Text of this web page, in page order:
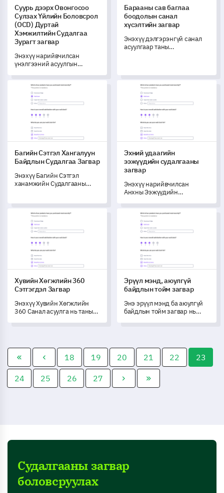
Суурь дээрх Овонгосоо
Сулзах Үйлийн Боловсрол
(OCD) Дуртай
Хэмжилтийн Судалгаа
Зурагт загвар
Энэхүү нарийвчилсан
үнэлгээний асуулгын
өвдөх өвчний (OCD) тухай
чухал ойлголтуудыг олж
авна уу.
Барааны сав баглаа
боодолын санал
хүсэлтийн загвар
Энэхүү дэлгэрэнгүй санал
асуулгаар таны
үнэтэйгээр илрүүлээрэй.
Багийн Сэтгэл Хангалуун Байдлын Судалгаа Загвар
Багийн Сэтгэл Хангалуун
Байдлын Судалгаа Загвар
Энэхүү Багийн Сэтгэл
ханамжийн Судалгааны
хамтын ажиллагаа,
танигдал, ажлын орчны
байдлыг үр дүнтэй үнэлэхэд
тусална.
Эхний удаагийн ээжүүдийн
Эхний удаагийн
ээжүүдийн судалгааны
загвар
Энэхүү нарийвчилсан
Анхны Ээжүүдийн
ашиглан шинэ ээжүүдийн
бодол, хүндрэл, туршлагыг
ойлгоорой.
Хувийн Хөгжлийн 360 Сэтгэгдэл Загвар
Хувийн Хөгжлийн 360
Сэтгэгдэл Загвар
Энэхүү Хувийн Хөгжлийн
360 Санал асуулга нь таны
Эрүүл мэнд, аюулгүй
Эрүүл мэнд, аюулгүй
байдлын тойм загвар
Энэ эрүүл мэнд ба аюулгүй
байдлын тойм загвар нь
байгааг үнэн зөв үнэлэх
боломжийг олгодог.
18 19 20 21 22 23
24 25 26 27
Судалгааны загвар
боловсруулах